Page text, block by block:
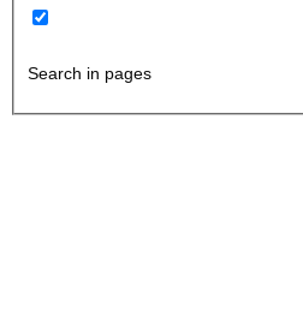
Search in pages